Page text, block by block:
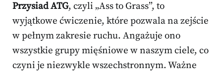
Przysiad ATG, czyli „Ass to Grass”, to
wyjątkowe ćwiczenie, które pozwala na zejście
w pełnym zakresie ruchu. Angażuje ono
wszystkie grupy mięśniowe w naszym ciele, co
czyni je niezwykle wszechstronnym. Ważne